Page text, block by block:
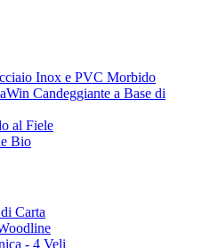
Inox e PVC Morbido
Candeggiante a Base di
al Fiele
Bio
Carta
- 4 Veli